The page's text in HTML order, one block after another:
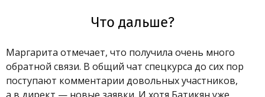
Что дальше?
Маргарита отмечает, что получила очень много
обратной связи. В общий чат спецкурса до сих пор
поступают комментарии довольных участников,